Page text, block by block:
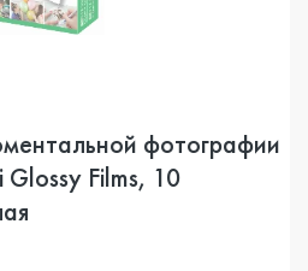
фотографии
Films, 10